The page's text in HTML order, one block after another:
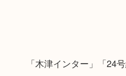
「木津インター」「24